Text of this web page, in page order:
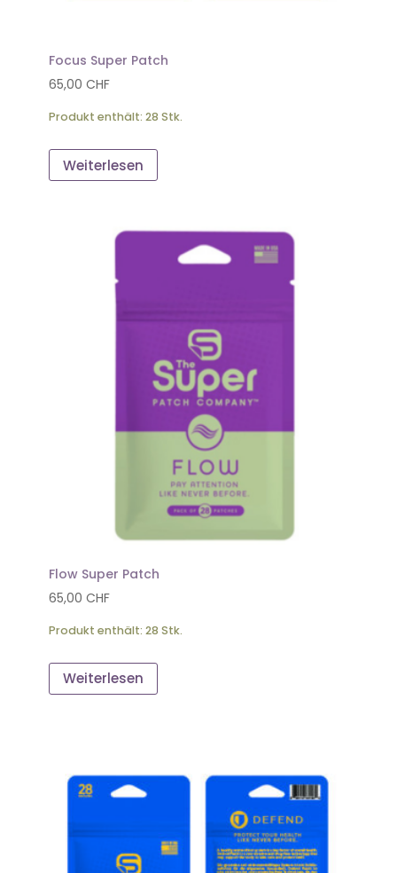
Focus Super Patch
65,00 CHF
Produkt enthält: 28 Stk.
Weiterlesen
Flow Super Patch
65,00 CHF
Produkt enthält: 28 Stk.
Weiterlesen